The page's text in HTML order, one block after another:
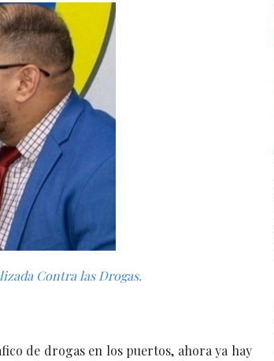
Contra las Drogas.
de drogas en los puertos, ahora ya hay